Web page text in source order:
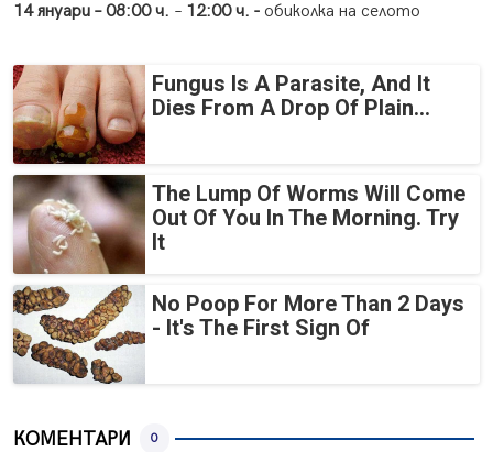
14 януари –08:00 ч. – 12:00 ч. - обиколка на селото
Fungus Is A Parasite, And It
Dies From A Drop Of Plain...
The Lump Of Worms Will Come
Out Of You In The Morning. Try
It
No Poop For More Than 2 Days
- It's The First Sign Of
КОМЕНТАРИ 0